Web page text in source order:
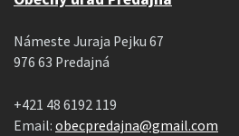
Námeste Juraja Pejku 67
976 63 Predajná
+421 48 6192 119
Email: obecpredajna@gmail.com